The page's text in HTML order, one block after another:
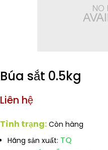
Búa sắt 0.5kg
Liên hệ
Tình trạng: Còn hàng
Hãng sản xuất: TQ